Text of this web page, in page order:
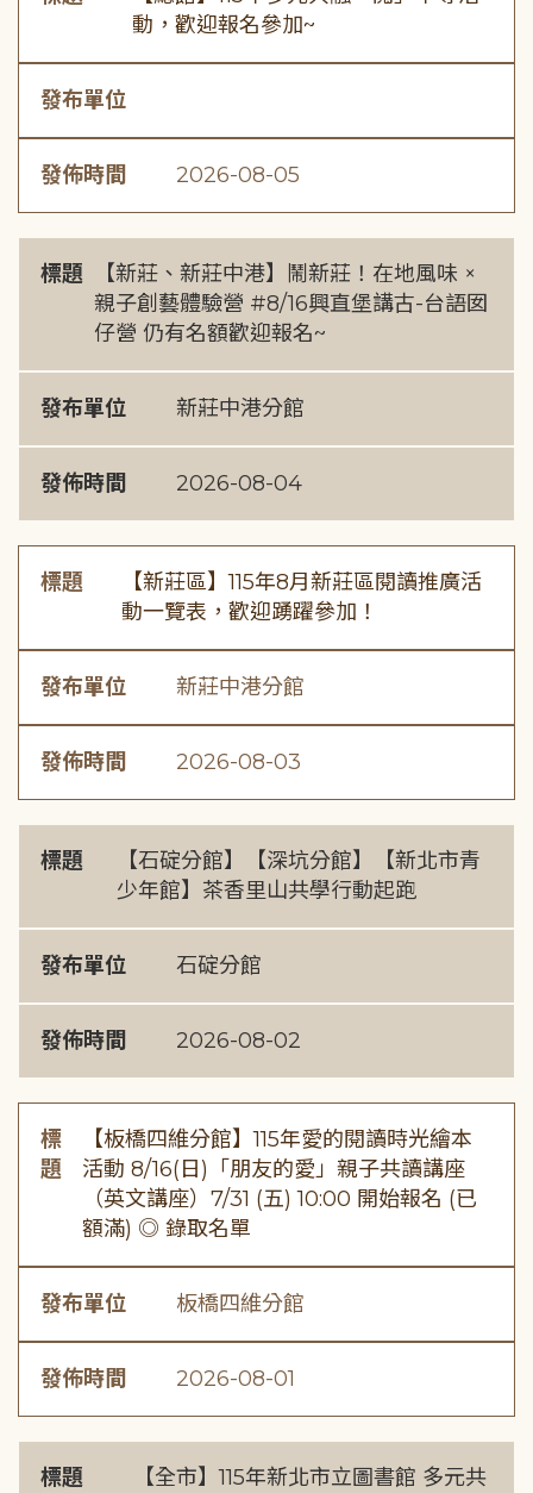
動，歡迎報名參加~
發布單位
發佈時間 2026-08-05
標題
【新莊、新莊中港】鬧新莊！在地風味 ×
親子創藝體驗營 #8/16興直堡講古-台語囡
仔營 仍有名額歡迎報名~
發布單位 新莊中港分館
發佈時間 2026-08-04
標題
【新莊區】115年8月新莊區閱讀推廣活
動一覽表，歡迎踴躍參加！
發布單位 新莊中港分館
發佈時間 2026-08-03
標題
【石碇分館】【深坑分館】【新北市青
少年館】茶香里山共學行動起跑
發布單位 石碇分館
發佈時間 2026-08-02
標
題
【板橋四維分館】115年愛的閱讀時光繪本
活動 8/16(日)「朋友的愛」親子共讀講座
（英文講座）7/31 (五) 10:00 開始報名 (已
額滿) ◎ 錄取名單
發布單位 板橋四維分館
發佈時間 2026-08-01
標題
【全市】115年新北市立圖書館 多元共